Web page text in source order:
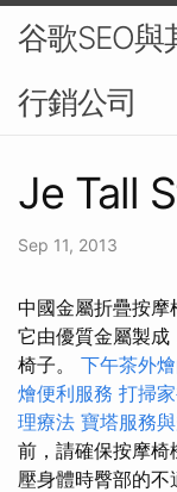
谷歌SEO
行銷公司
Je Tall
Sep 11, 2013
中國金屬折疊按
它由優質金屬製成
椅子。 下午茶外
燴便利服務 打掃
理療法 寶塔服務
前，請確保按摩
壓身體時臀部的不